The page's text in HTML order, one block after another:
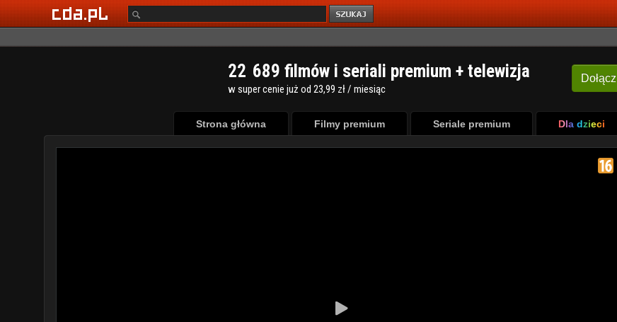
Dołącz
22 689 filmów i seriali premium + telewizja
w super cenie już od 23,99 zł / miesiąc
Strona główna Filmy premium Seriale premium Dla dzieci